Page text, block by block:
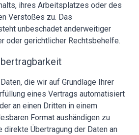
ihres Arbeitsplatzes oder des
Verstoßes zu. Das
unbeschadet anderweitiger
oder gerichtlicher Rechtsbehelfe.
die wir auf Grundlage Ihrer
eines Vertrags automatisiert
an einen Dritten in einem
Format aushändigen zu
direkte Übertragung der Daten an